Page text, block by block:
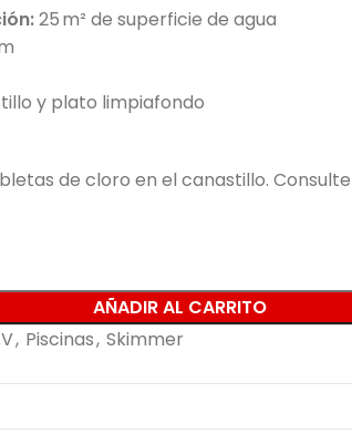
25 m² de superficie de agua
y plato limpiafondo
de cloro en el canastillo.
AÑADIR AL CARRITO
, Piscinas, Skimmer